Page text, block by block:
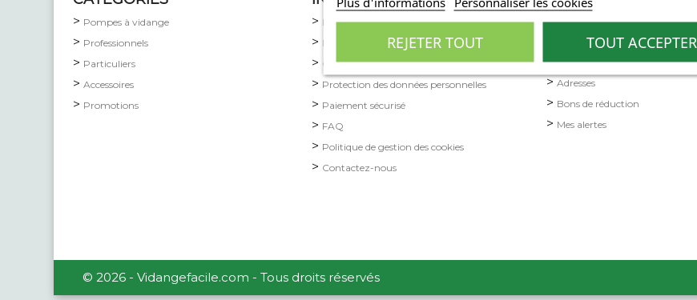
Pompes à vidange
Professionnels
Particuliers
Accessoires
Promotions
Livraison
Mentions légales
Conditions Générales de vente
Protection des données personnelles
Paiement sécurisé
FAQ
Politique de gestion des cookies
Contactez-nous
Informations personnelles
Commandes
Avoirs
Adresses
Bons de réduction
Mes alertes
REJETER TOUT TOUT ACCEPTER
© 2026 - Vidangefacile.com - Tous droits réservés